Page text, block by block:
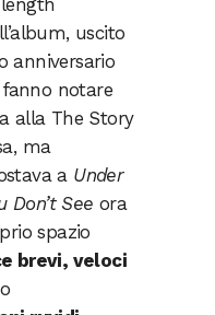
uscito
anniversario
fanno notare
alla The Story
ma
a Under
Don’t See ora
spazio
brevi, veloci